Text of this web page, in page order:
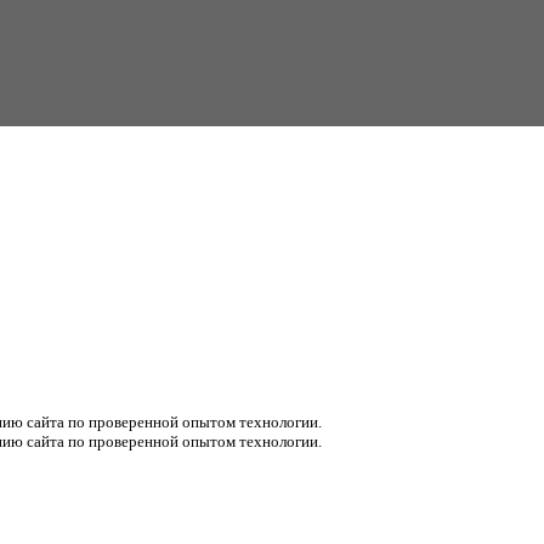
сайта по проверенной опытом технологии.
сайта по проверенной опытом технологии.